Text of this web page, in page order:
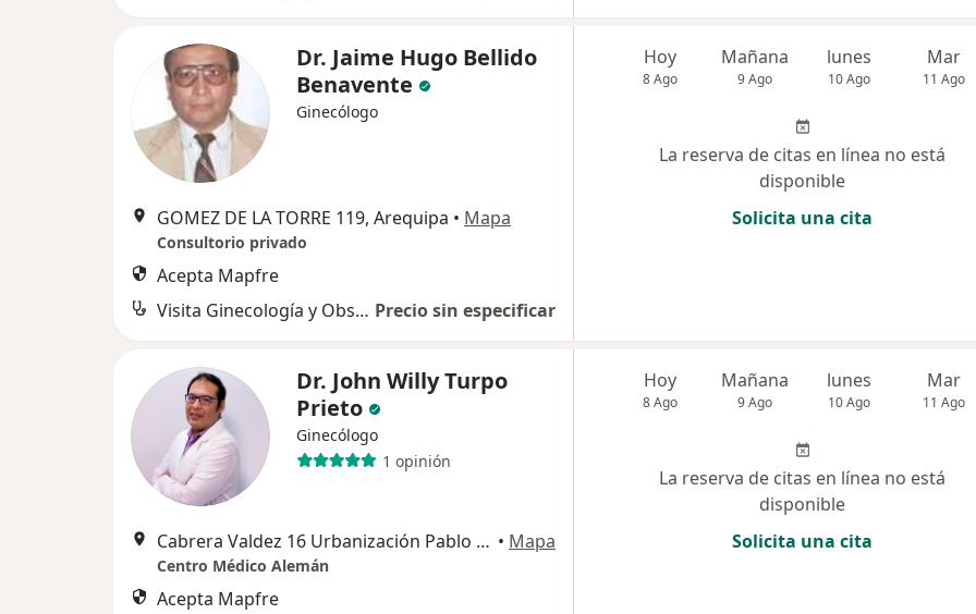
Dr. Jaime Hugo Bellido
Benavente
Ginecólogo
GOMEZ DE LA TORRE 119, Arequipa • Mapa
Consultorio privado
Acepta Mapfre
Visita Ginecología y Obstetricia Precio sin especificar
Hoy
8 Ago
Mañana
9 Ago
lunes
10 Ago
Mar
11 Ago
La reserva de citas en línea no está
disponible
Solicita una cita
Dr. John Willy Turpo
Prieto
Ginecólogo
1 opinión
Cabrera Valdez 16 Urbanización Pablo VI, Arequipa • Mapa
Centro Médico Alemán
Acepta Mapfre
Hoy
8 Ago
Mañana
9 Ago
lunes
10 Ago
Mar
11 Ago
La reserva de citas en línea no está
disponible
Solicita una cita